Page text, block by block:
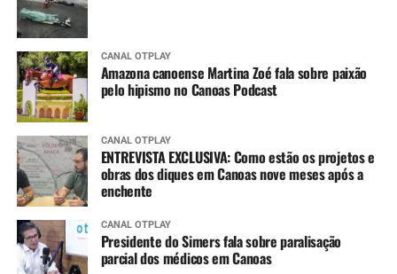
CANAL OTPLAY
Amazona canoense Martina Zoé fala sobre paixão
pelo hipismo no Canoas Podcast
CANAL OTPLAY
ENTREVISTA EXCLUSIVA: Como estão os projetos e
obras dos diques em Canoas nove meses após a
enchente
CANAL OTPLAY
Presidente do Simers fala sobre paralisação
parcial dos médicos em Canoas